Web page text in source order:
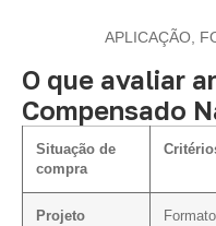
APLICAÇÃO,
O que avaliar
Compensado
Situação de
compra
Projeto